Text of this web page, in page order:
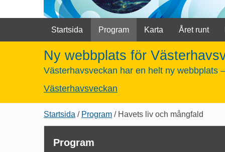
Startsida Program Karta Året runt
Ny webbplats för
Västerhavsveckan har en helt ny webbplats
Västerhavsveckan
Länkstig,
du
Startsida Program Havets liv och mångfald
Program